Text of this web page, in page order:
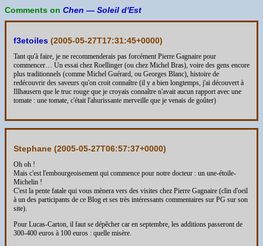
Comments on Chen — Soleil d'Est
f3etoiles (2005-05-27T17:31:45+0000)
Tant qu'à faire, je ne recommenderais pas forcément Pierre Gagnaire pour
commencer… Un essai chez Roellinger (ou chez Michel Bras), voire des gens encore
plus traditionnels (comme Michel Guérard, ou Georges Blanc), histoire de
redécouvrir des saveurs qu'on croit connaître (il y a bien longtemps, j'ai découvert à
Illhausern que le truc rouge que je croyais connaître n'avait aucun rapport avec une
tomate : une tomate, c'était l'ahurissante merveille que je venais de goûter)
Stephane (2005-05-27T06:57:37+0000)
Oh oh !
Mais c'est l'embourgeoisement qui commence pour notre docteur : un une-étoile-
Michelin !
C'est la pente fatale qui vous mènera vers des visites chez Pierre Gagnaire (clin d'oeil
à un des participants de ce Blog et ses très intéressants commentaires sur PG sur son
site).
Pour Lucas-Carton, il faut se dépêcher car en septembre, les additions passeront de
300-400 euros à 100 euros : quelle misère.